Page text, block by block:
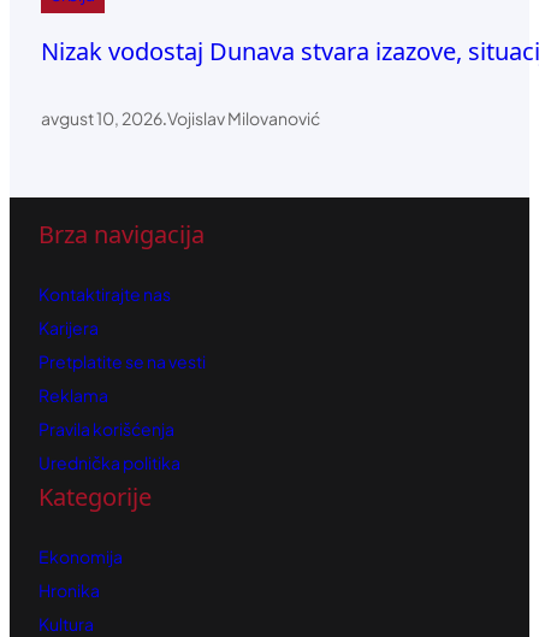
Nizak vodostaj Dunava stvara izazove,
avgust 10, 2026.Vojislav Milovanović
Brza navigacija
Kontaktirajte nas
Karijera
Pretplatite se na vesti
Reklama
Pravila korišćenja
Urednička politika
Kategorije
Ekonomija
Hronika
Kultura